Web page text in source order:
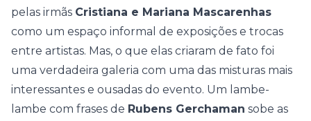
pelas irmãs Cristiana e Mariana Mascarenhas
como um espaço informal de exposições e trocas
entre artistas. Mas, o que elas criaram de fato foi
uma verdadeira galeria com uma das misturas mais
interessantes e ousadas do evento. Um lambe-
lambe com frases de Rubens Gerchaman sobe as